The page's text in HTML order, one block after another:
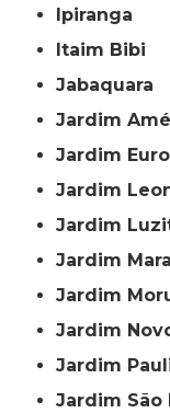
Ipiranga
Itaim Bibi
Jabaquara
Jardim
Jardim
Jardim
Jardim
Jardim
Jardim
Jardim
Jardim
Jardim São